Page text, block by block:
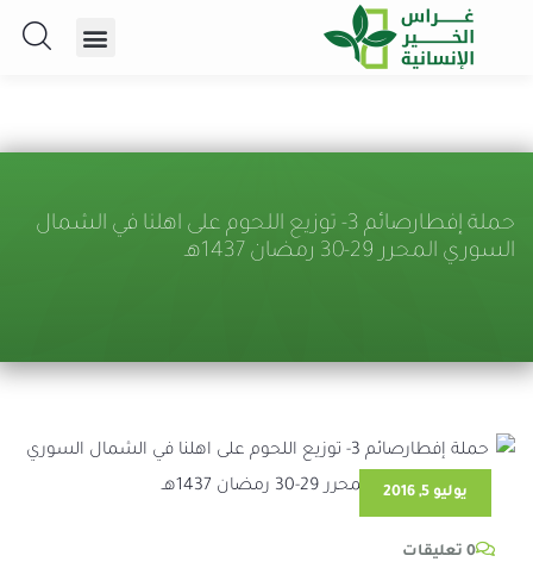
حملة إفطارصائم 3- توزيع اللحوم على اهلنا في الشمال
السوري المحرر 29-30 رمضان 1437هـ
يوليو 5, 2016
0 تعليقات